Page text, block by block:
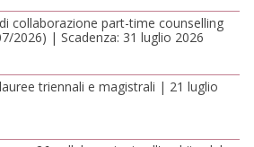
2026) | Scadenza: 31 luglio 2026